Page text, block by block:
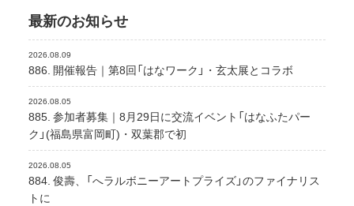
最新のお知らせ
2026.08.09
886. 開催報告｜第8回「はなワーク」・玄太展とコラボ
2026.08.05
885. 参加者募集｜8月29日に交流イベント「はなふたパー
ク」(福島県富岡町)・双葉郡で初
2026.08.05
884. 俊壽、「へラルボニーアートプライズ」のファイナリス
トに